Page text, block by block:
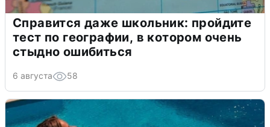
Справится даже школьник: пройдите
тест по географии, в котором очень
стыдно ошибиться
6 августа 58